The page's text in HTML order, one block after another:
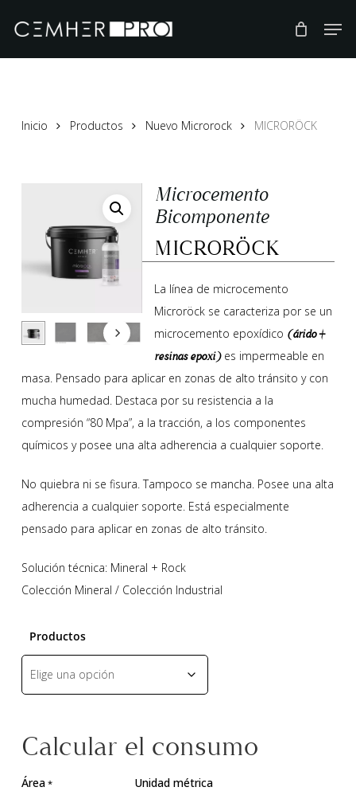
main
Inicio Productos Nuevo Microrock MICRORÖCK
Microcemento
Bicomponente
MICRORÖCK
La línea de microcemento
Microröck se caracteriza por se un
microcemento epoxídico (árido +
resinas epoxi)es impermeable en
masa. Pensado para aplicar en zonas de alto tránsito y con
mucha humedad. Destaca por su resistencia a la
compresión “80 Mpa”, a la tracción, a los componentes
químicos y posee una alta adherencia a cualquier soporte.
No quiebra ni se fisura. Tampoco se mancha. Posee una alta
adherencia a cualquier soporte. Está especialmente
pensado para aplicar en zonas de alto tránsito.
Solución técnica: Mineral + Rock
Colección Mineral / Colección Industrial
Productos
Calcular el consumo
Área* Unidad métrica